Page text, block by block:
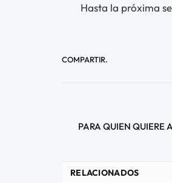
Hasta la próxima
COMPARTIR.
PARA QUIEN QUIERE
RELACIONADOS